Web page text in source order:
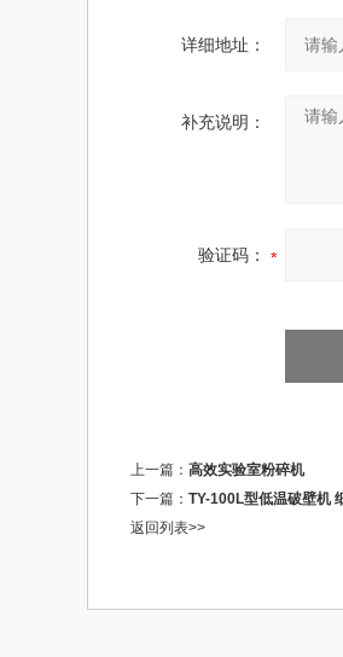
详细地址：
补充说明：
验证码：
上一篇： 高效实验室粉碎机
下一篇： TY-100L型低温破壁机
返回列表>>